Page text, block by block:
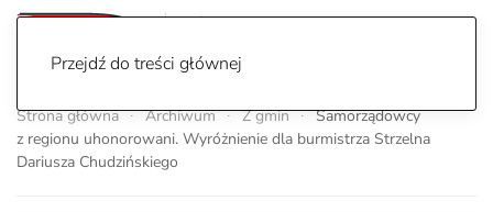
Przejdź do treści głównej
Strona główna Archiwum Z gmin
Samorządowcy
z regionu uhonorowani. Wyróżnienie dla burmistrza Strzelna
Dariusza Chudzińskiego